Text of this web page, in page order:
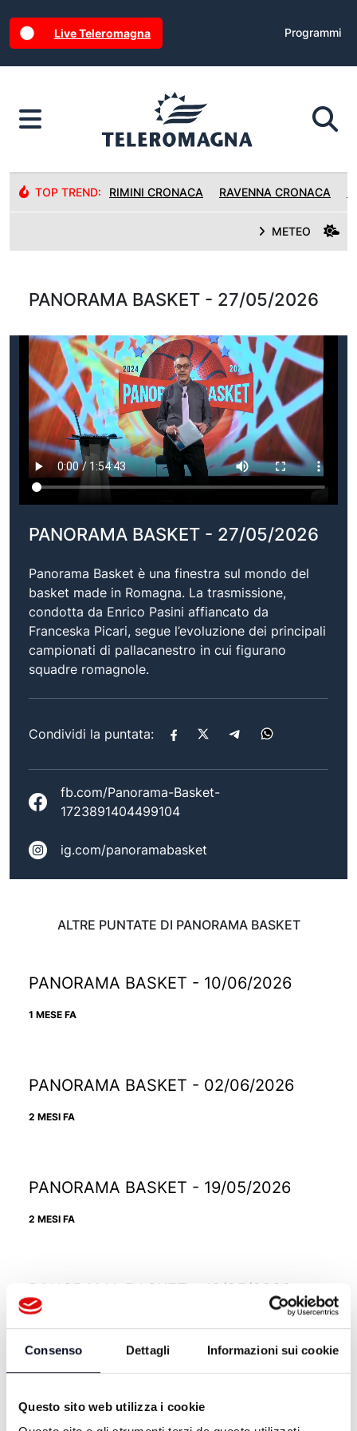
Consenso Dettagli Informazioni sui cookie
Questo sito web utilizza i cookie
Live Teleromagna Programmi
TOP TREND: RIMINI CRONACA RAVENNA CRONACA
METEO
PANORAMA BASKET - 27/05/2026
PANORAMA BASKET - 27/05/2026
Panorama Basket è una finestra sul mondo del
basket made in Romagna. La trasmissione,
condotta da Enrico Pasini affiancato da
Franceska Picari, segue l’evoluzione dei principali
campionati di pallacanestro in cui figurano
squadre romagnole.
Condividi la puntata:
fb.com/Panorama-Basket-
1723891404499104
ig.com/panoramabasket
ALTRE PUNTATE DI PANORAMA BASKET
PANORAMA BASKET - 10/06/2026
1 MESE FA
PANORAMA BASKET - 02/06/2026
2 MESI FA
PANORAMA BASKET - 19/05/2026
2 MESI FA
PANORAMA BASKET - 12/05/2026